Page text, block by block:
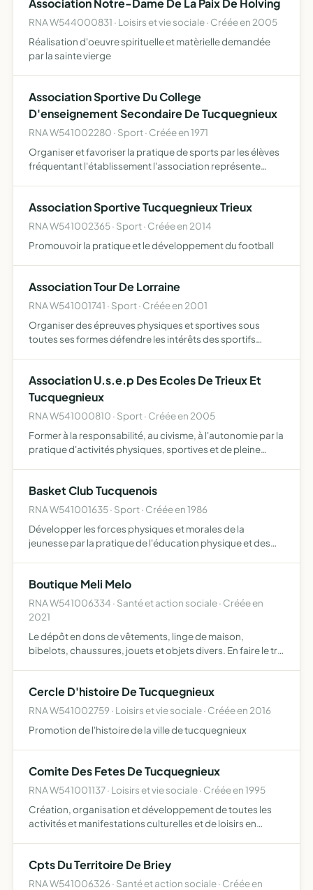
Association Notre-Dame De La Paix De Holving
RNA W544000831 · Loisirs et vie sociale · Créée en 2005
Réalisation d'oeuvre spirituelle et matèrielle demandée
par la sainte vierge
Association Sportive Du College
D'enseignement Secondaire De Tucquegnieux
RNA W541002280 · Sport · Créée en 1971
Organiser et favoriser la pratique de sports par les élèves
fréquentant l'établissement l'association représente
Association Sportive Tucquegnieux Trieux
RNA W541002365 · Sport · Créée en 2014
Promouvoir la pratique et le développement du football
Association Tour De Lorraine
RNA W541001741 · Sport · Créée en 2001
Organiser des épreuves physiques et sportives sous
toutes ses formes défendre les intérêts des sportifs
Association U.s.e.p Des Ecoles De Trieux Et
Tucquegnieux
RNA W541000810 · Sport · Créée en 2005
Former à la responsabilité, au civisme, à l'autonomie par la
pratique d'activités physiques, sportives et de pleine
Basket Club Tucquenois
RNA W541001635 · Sport · Créée en 1986
Développer les forces physiques et morales de la
jeunesse par la pratique de l'éducation physique et des
Boutique Meli Melo
RNA W541006334 · Santé et action sociale · Créée en
2021
Le dépôt en dons de vêtements, linge de maison,
bibelots, chaussures, jouets et objets divers. En faire le tri.
Cercle D'histoire De Tucquegnieux
RNA W541002759 · Loisirs et vie sociale · Créée en 2016
Promotion de l'histoire de la ville de tucquegnieux
Comite Des Fetes De Tucquegnieux
RNA W541001137 · Loisirs et vie sociale · Créée en 1995
Création, organisation et développement de toutes les
activités et manifestations culturelles et de loisirs en
Cpts Du Territoire De Briey
RNA W541006326 · Santé et action sociale · Créée en